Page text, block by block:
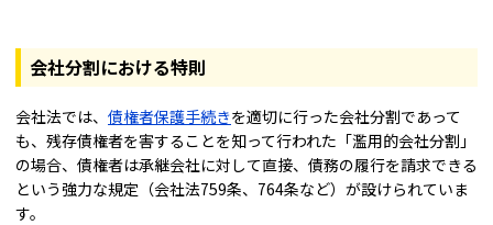
会社分割における特則
会社法では、 債権者保護手続きを適切に行った会社分割であって
も、残存債権者を害することを知って行われた「濫用的会社分割」
の場合、債権者は承継会社に対して直接、債務の履行を請求できる
という強力な規定（会社法759条、764条など）が設けられていま
す。